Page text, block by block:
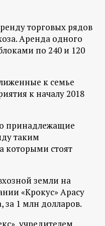
торговых рядов
Аренда одного
по 240 и 120
к семье
к началу 2018
принадлежащие
таким
которыми стоят
земли на
«Крокус» Арасу
за 1 млн долларов.
учредителем